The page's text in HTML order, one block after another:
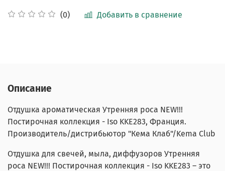
(0) Добавить в сравнение
Описание
Отдушка ароматическая Утренняя роса NEW!!!
Постирочная коллекция - Iso KKE283, Франция.
Производитель/дистрибьютор "Кема Клаб"/Kema Club
Отдушка для свечей, мыла, диффузоров Утренняя
роса NEW!!! Постирочная коллекция - Iso KKE283 – это